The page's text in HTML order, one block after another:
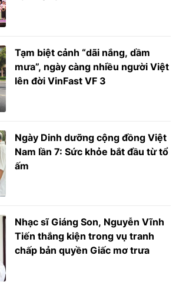
Tạm biệt cảnh “dãi nắng, dầm
mưa”, ngày càng nhiều người Việt
lên đời VinFast VF 3
Ngày Dinh dưỡng cộng đồng Việt
Nam lần 7: Sức khỏe bắt đầu từ tổ
ấm
Nhạc sĩ Giáng Son, Nguyễn Vĩnh
Tiến thắng kiện trong vụ tranh
chấp bản quyền Giấc mơ trưa